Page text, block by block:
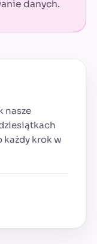
danych.
nasze
dziesiątkach
każdy krok w